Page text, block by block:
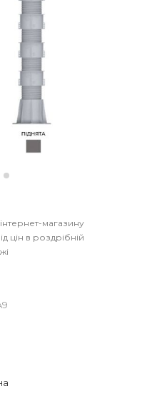
магазину
цін в роздрібній